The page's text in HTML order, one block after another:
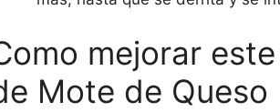
mejorar
Mote de Queso